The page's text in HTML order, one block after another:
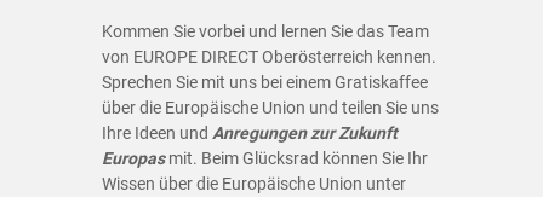
Kommen Sie vorbei und lernen Sie das Team
von EUROPE DIRECT Oberösterreich kennen.
Sprechen Sie mit uns bei einem Gratiskaffee
über die Europäische Union und teilen Sie uns
Ihre Ideen und Anregungen zur Zukunft
Europasmit. Beim Glücksrad können Sie Ihr
Wissen über die Europäische Union unter